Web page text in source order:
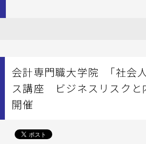
会計専門職大学院 「社会
ス講座 ビジネスリスクと
開催